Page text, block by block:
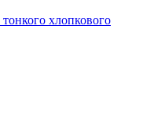
хлопкового